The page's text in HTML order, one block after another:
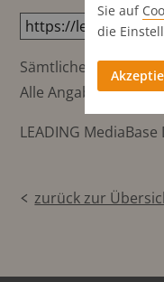
Sämtliche
Alle Angaben ohne
LEADING MediaBase
zurück zur
Sie auf
die